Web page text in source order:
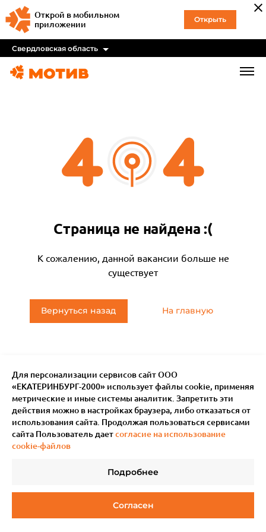
Открой в мобильном
приложении
Открыть
Свердловская область
Страница не найдена :(
К сожалению, данной вакансии больше не
существует
Вернуться назад На главную
Подробнее
Согласен
Для персонализации сервисов сайт ООО
«ЕКАТЕРИНБУРГ-2000» использует файлы сookie, применяя
метрические и иные системы аналитик. Запретить эти
действия можно в настройках браузера, либо отказаться от
использования сайта. Продолжая пользоваться сервисами
сайта Пользователь даетсогласие на использование
cookie-файлов